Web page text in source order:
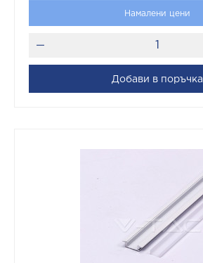
Намалени цени
Добави в поръчка